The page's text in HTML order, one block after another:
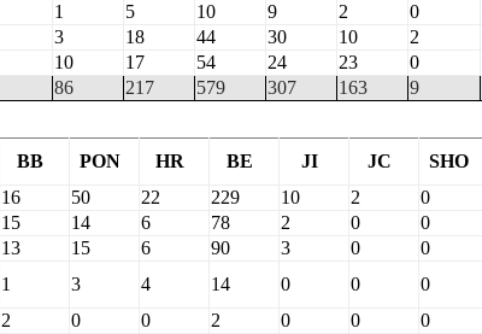
1 5 10 9 2 0
3 18 44 30 10 2
10 17 54 24 23 0
86 217 579 307 163 9
BB PON HR BE JI JC SHO
16 50 22 229 10 2 0
15 14 6 78 2 0 0
13 15 6 90 3 0 0
1 3 4 14 0 0 0
2 0 0 2 0 0 0